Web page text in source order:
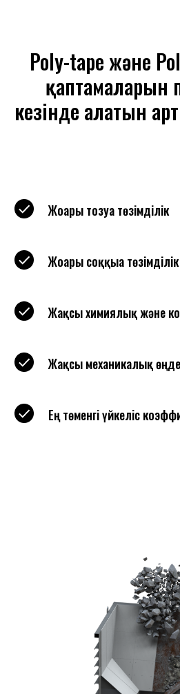
Poly-tape және
қаптамаларын
кезінде алатын
Жоғары тозуға төзімділік
Жоғары соққыға төзімділік
Жақсы химиялық және
Жақсы механикалық
Ең төменгі үйкеліс